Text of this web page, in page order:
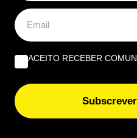
ACEITO RECEBER